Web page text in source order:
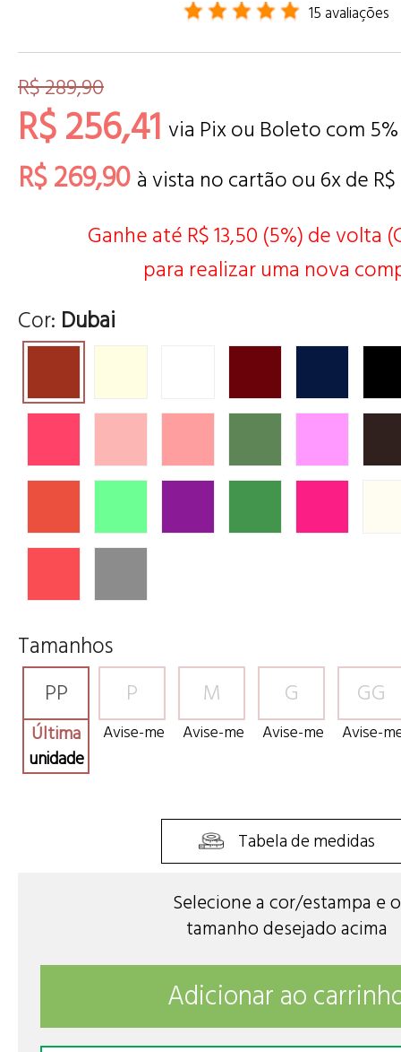
15 avaliações
R$ 289,90
R$ 256,41 via Pix ou Boleto com
R$ 269,90 à vista no cartão ou 6x de
Ganhe até R$ 13,50 (5%) de volta
para realizar uma nova
Cor: Dubai
Tamanhos
PP
Última
unidade
P
Avise-me
M
Avise-me
G
Avise-me
GG
Avise-
Tabela de medidas
Selecione a cor/estampa e o
tamanho desejado acima
Adicionar ao